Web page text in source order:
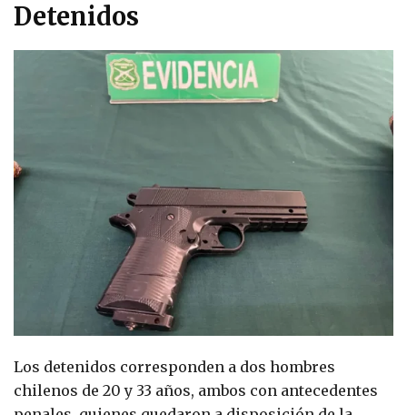
Detenidos
Los detenidos corresponden a dos hombres
chilenos de 20 y 33 años, ambos con antecedentes